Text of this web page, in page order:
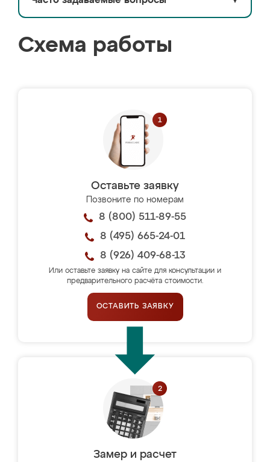
Схема работы
Оставьте заявку
Позвоните по номерам
8 (800) 511-89-55
8 (495) 665-24-01
8 (926) 409-68-13
Или оставьте заявку на сайте для консультации и
предварительного расчёта стоимости.
ОСТАВИТЬ ЗАЯВКУ
Замер и расчет